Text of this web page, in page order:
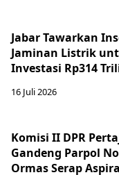
Jabar Tawarkan
Jaminan Listrik
Investasi Rp314
16 Juli 2026
Komisi II DPR
Gandeng Parpol
Ormas Serap